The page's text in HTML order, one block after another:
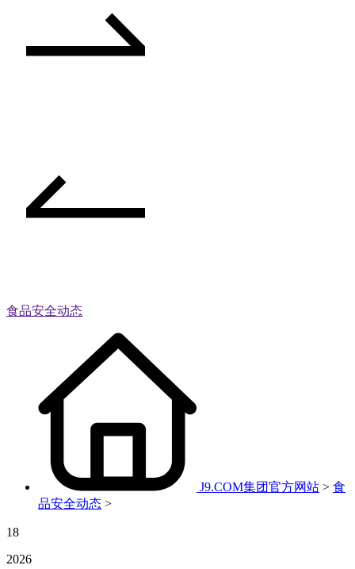
食品安全动态
J9.COM集团官方网站 > 食
品安全动态 >
18
2026